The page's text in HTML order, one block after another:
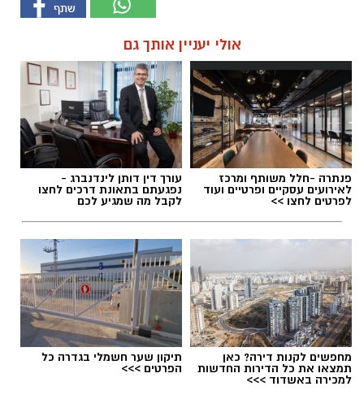
אולי יעניין אותך גם
פנתרה -חלל משותף ומרכז
לאירועים עסקיים ופרטיים ועוד
לפרטים לחצו >>
עורך דין דותן לינדנברג -
נפגעתם בתאונת דרכים לחצו
לקבל מה שמגיע לכם
מחפשים לקנות דירה? כאן
תמצאו את כל הדירות החדשות
למכירה באשדוד >>>
תיקון שער חשמלי בגדרה כל
הפרטים >>>